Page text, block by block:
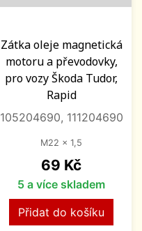
Zátka oleje magnetická
motoru a převodovky,
pro vozy Škoda Tudor,
Rapid
105204690, 111204690
M22 x 1,5
Cena
69 Kč
5 a více skladem
Přidat do košíku